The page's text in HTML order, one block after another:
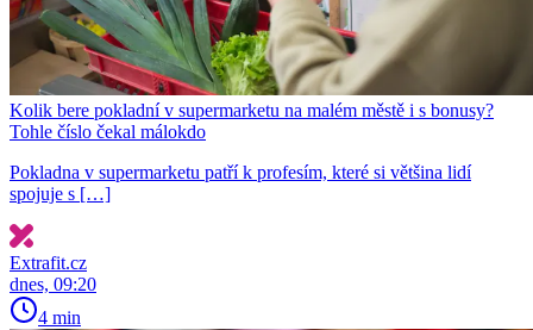
Kolik bere pokladní v supermarketu na malém městě i s bonusy?
Tohle číslo čekal málokdo
Pokladna v supermarketu patří k profesím, které si většina lidí
spojuje s […]
Extrafit.cz
dnes, 09:20
4 min